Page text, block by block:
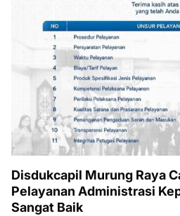
Disdukcapil Murung Raya
Pelayanan Administrasi
Sangat Baik